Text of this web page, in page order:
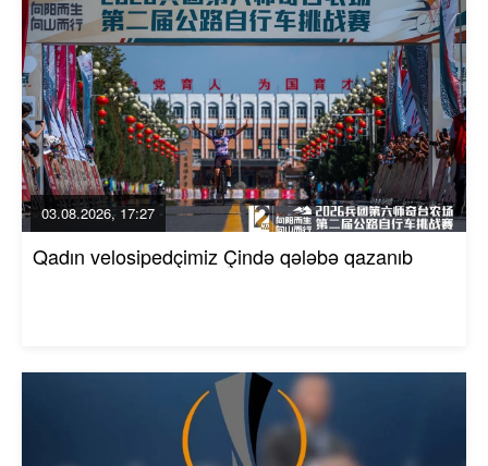
03.08.2026, 17:27
Qadın velosipedçimiz Çində qələbə qazanıb